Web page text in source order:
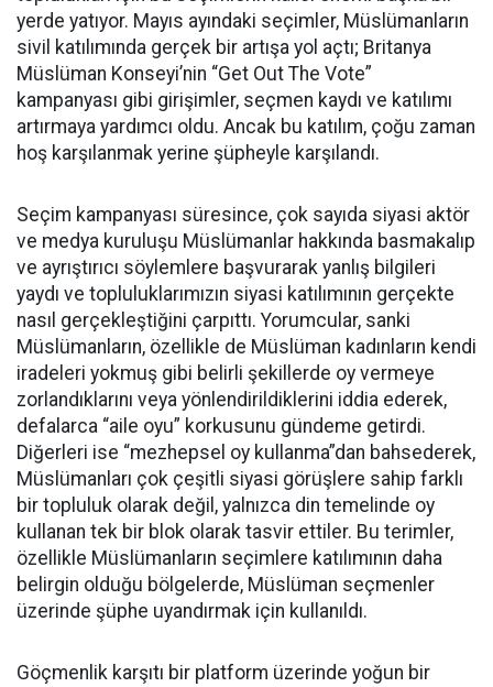
yerde yatıyor. Mayıs ayındaki seçimler, Müslümanların
sivil katılımında gerçek bir artışa yol açtı; Britanya
Müslüman Konseyi’nin “Get Out The Vote”
kampanyası gibi girişimler, seçmen kaydı ve katılımı
artırmaya yardımcı oldu. Ancak bu katılım, çoğu zaman
hoş karşılanmak yerine şüpheyle karşılandı.
Seçim kampanyası süresince, çok sayıda siyasi aktör
ve medya kuruluşu Müslümanlar hakkında basmakalıp
ve ayrıştırıcı söylemlere başvurarak yanlış bilgileri
yaydı ve topluluklarımızın siyasi katılımının gerçekte
nasıl gerçekleştiğini çarpıttı. Yorumcular, sanki
Müslümanların, özellikle de Müslüman kadınların kendi
iradeleri yokmuş gibi belirli şekillerde oy vermeye
zorlandıklarını veya yönlendirildiklerini iddia ederek,
defalarca “aile oyu” korkusunu gündeme getirdi.
Diğerleri ise “mezhepsel oy kullanma”dan bahsederek,
Müslümanları çok çeşitli siyasi görüşlere sahip farklı
bir topluluk olarak değil, yalnızca din temelinde oy
kullanan tek bir blok olarak tasvir ettiler. Bu terimler,
özellikle Müslümanların seçimlere katılımının daha
belirgin olduğu bölgelerde, Müslüman seçmenler
üzerinde şüphe uyandırmak için kullanıldı.
Göçmenlik karşıtı bir platform üzerinde yoğun bir